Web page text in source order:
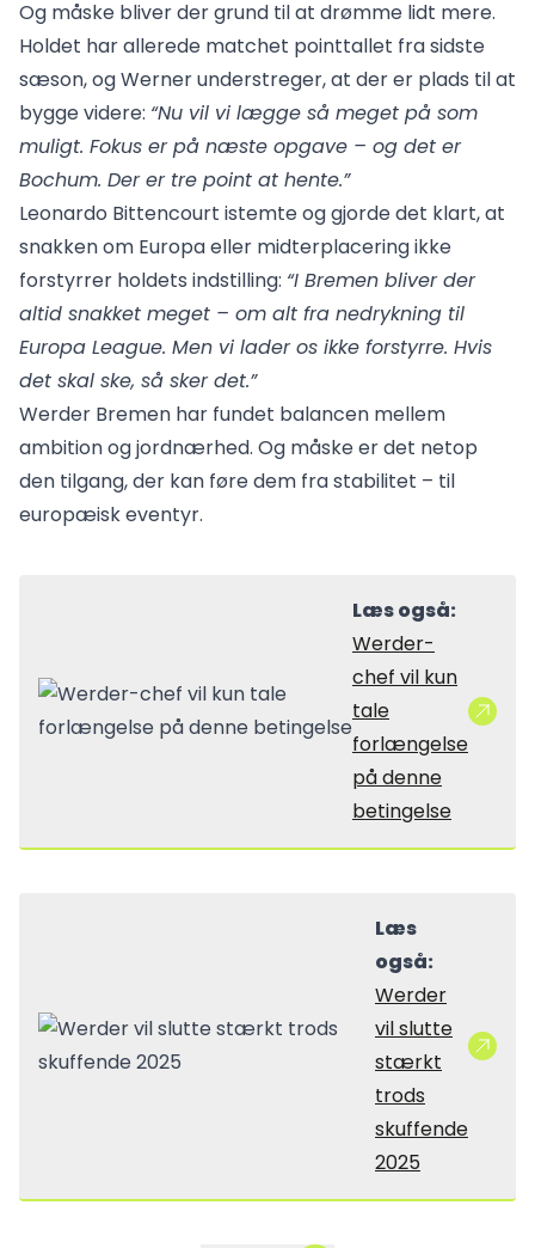
Og måske bliver der grund til at drømme lidt mere.
Holdet har allerede matchet pointtallet fra sidste
sæson, og Werner understreger, at der er plads til at
bygge videre: “Nu vil vi lægge så meget på som
muligt. Fokus er på næste opgave – og det er
Bochum. Der er tre point at hente.”
Leonardo Bittencourt istemte og gjorde det klart, at
snakken om Europa eller midterplacering ikke
forstyrrer holdets indstilling: “I Bremen bliver der
altid snakket meget – om alt fra nedrykning til
Europa League. Men vi lader os ikke forstyrre. Hvis
det skal ske, så sker det.”
Werder Bremen har fundet balancen mellem
ambition og jordnærhed. Og måske er det netop
den tilgang, der kan føre dem fra stabilitet – til
europæisk eventyr.
Læs også:
Werder-
chef vil kun
tale
forlængelse
på denne
betingelse
Læs
også:
Werder
vil slutte
stærkt
trods
skuffende
2025